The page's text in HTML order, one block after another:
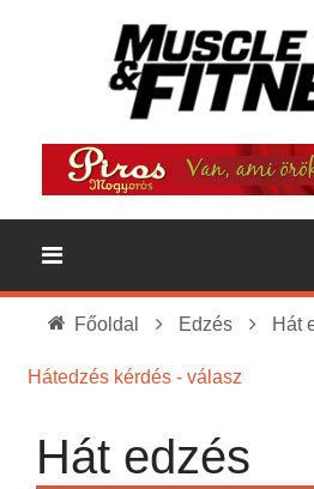
Főoldal Edzés Hát
Hátedzés kérdés - válasz
Hát edzés